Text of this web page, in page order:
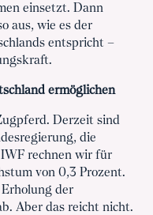
einsetzt. Dann
aus, wie es der
entspricht –
ermöglichen
Derzeit sind
die
rechnen wir für
von 0,3 Prozent.
der
Aber das reicht nicht.